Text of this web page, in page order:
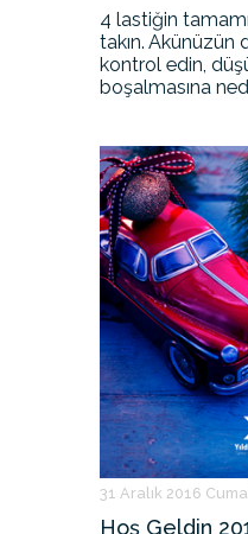
4 lastiğin
takın. Akünüzün
kontrol edin,
boşalmasına
31 Aralık 2016
Hoş Geldin